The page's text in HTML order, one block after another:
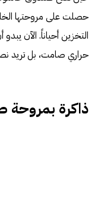
حصلت على مروحتها
التخزين أحياناً. الآن
حراري صامت، بل تريد
ذاكرة بمروحة